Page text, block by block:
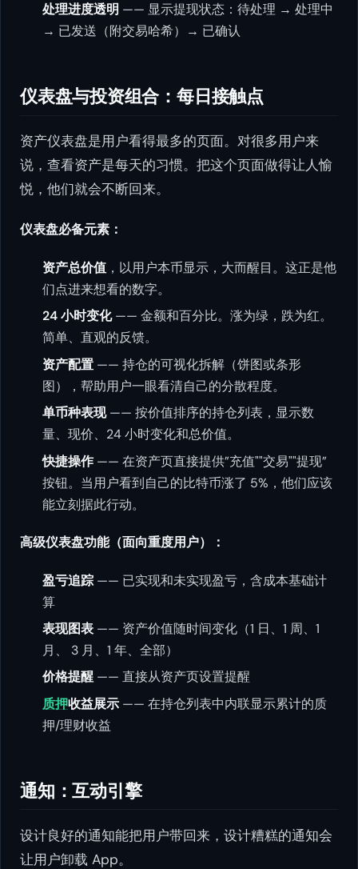
处理进度透明 —— 显示提现状态：待处理 → 处理中
→ 已发送（附交易哈希）→ 已确认
仪表盘与投资组合：每日接触点
资产仪表盘是用户看得最多的页面。对很多用户来
说，查看资产是每天的习惯。把这个页面做得让人愉
悦，他们就会不断回来。
仪表盘必备元素：
资产总价值 ，以用户本币显示，大而醒目。这正是他
们点进来想看的数字。
24 小时变化—— 金额和百分比。涨为绿，跌为红。
简单、直观的反馈。
资产配置 —— 持仓的可视化拆解（饼图或条形
图），帮助用户一眼看清自己的分散程度。
单币种表现—— 按价值排序的持仓列表，显示数
量、现价、24 小时变化和总价值。
快捷操作—— 在资产页直接提供”充值""交易""提现”
按钮。当用户看到自己的比特币涨了 5%，他们应该
能立刻据此行动。
高级仪表盘功能（面向重度用户）：
盈亏追踪 —— 已实现和未实现盈亏，含成本基础计
算
表现图表 —— 资产价值随时间变化（1 日、1 周、1
月、 3 月、1 年、全部）
价格提醒—— 直接从资产页设置提醒
质押收益展示 —— 在持仓列表中内联显示累计的质
押/理财收益
通知：互动引擎
设计良好的通知能把用户带回来，设计糟糕的通知会
让用户卸载 App。